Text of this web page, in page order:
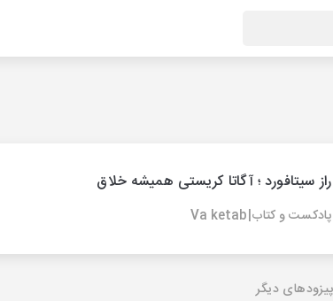
راز سیتافورد ؛ آگاتا کریستی همیشه خلاق
پادکست و کتاب|Va ketab
دیگر